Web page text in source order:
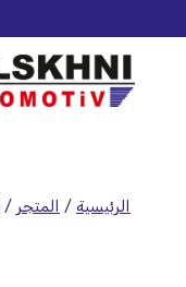
الرئيسية / المتجر /